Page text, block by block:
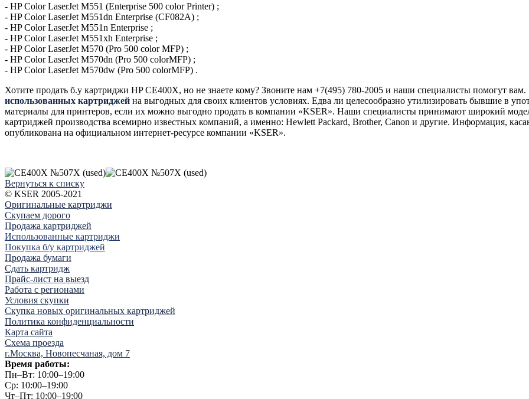
- HP Color LaserJet M551 (Enterprise 500 color Printer) ;
- HP Color LaserJet M551dn Enterprise (CF082A) ;
- HP Color LaserJet M551n Enterprise ;
- HP Color LaserJet M551xh Enterprise ;
- HP Color LaserJet M570 (Pro 500 color MFP) ;
- HP Color LaserJet M570dn (Pro 500 colorMFP) ;
- HP Color LaserJet M570dw (Pro 500 colorMFP) .
Хотите продать б.у картриджи HP CE400X, но не знаете кому? Звоните нам +7(495) 780-2005 и наши специалисты помогут
использованных картриджей на выгодных для своих клиентов условиях. Едва ли целесообразно утилизировать бывшие в
материалы для принтеров, если их можно выгодно продать в компании «KSER». Наши специалисты принимают широкий
картриджей производства всемирно известных компаний, а именно: Hewlett Packard, Brother, Canon и другие. Информация,
опубликована на официальном интернет-ресурсе компании «KSER».
Вернуться к списку
© KSER 2005-2021
Оригинальные картриджи
Скупаем дорого
Продажа картриджей
Использованные картриджи
Покупка б/у картриджей
Продажа бумаги
Сдать картридж
Прайс-лист на выезд
Работа с регионами
Условия скупки
Скупка новых оригинальных картриджей
Политика конфиденциальности
Карта сайта
Схема проезда
г.Москва, Новопесчаная, дом 7
Время работы:
Пн–Вт: 10:00–19:00
Ср: 10:00–19:00
Чт–Пт: 10:00–19:00